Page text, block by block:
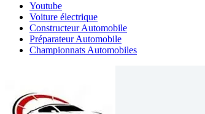
Youtube
Voiture électrique
Constructeur Automobile
Préparateur Automobile
Championnats Automobiles